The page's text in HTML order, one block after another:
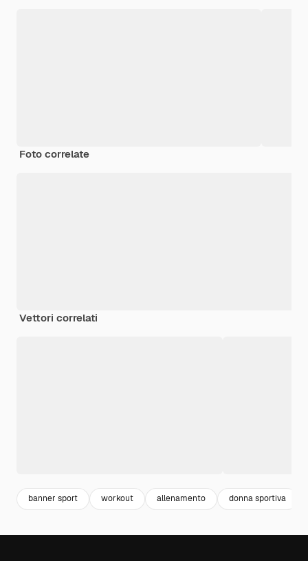
Foto correlate
Vettori correlati
banner sport workout allenamento donna sportiva